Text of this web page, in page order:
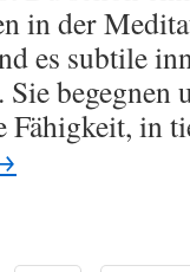
in der
es subtile
begegnen
Fähigkeit, in